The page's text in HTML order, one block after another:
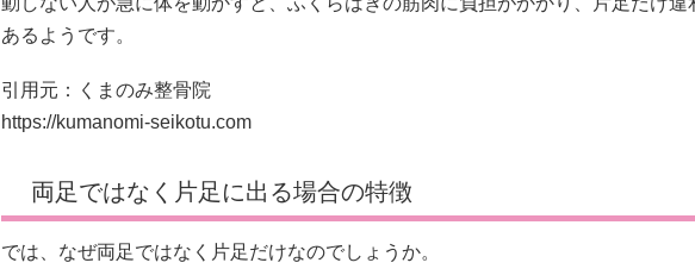
あるようです。
引用元：くまのみ整骨院
https://kumanomi-seikotu.com
両足ではなく片足に出る場合の特徴
では、なぜ両足ではなく片足だけなのでしょうか。